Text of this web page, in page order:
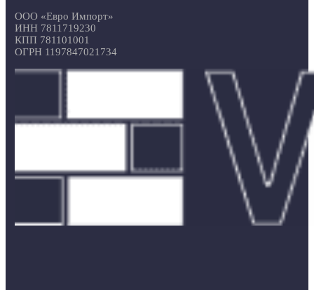
ООО «Евро Импорт»
ИНН 7811719230
КПП 781101001
ОГРН 1197847021734